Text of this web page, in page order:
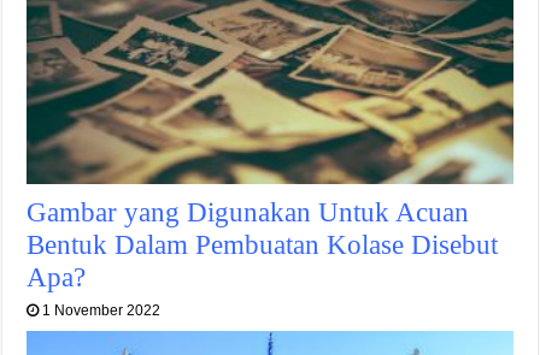
Gambar yang Digunakan Untuk Acuan
Bentuk Dalam Pembuatan Kolase Disebut
Apa?
1 November 2022